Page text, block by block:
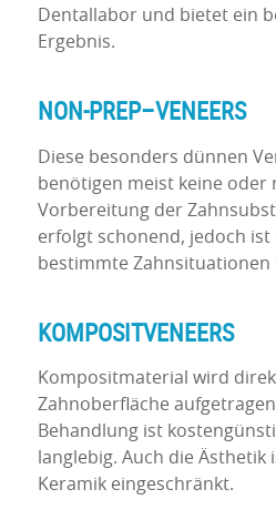
Dentallabor und bietet ein
Ergebnis.
NON-PREP–VENEERS
Diese besonders dünnen
benötigen meist keine oder
Vorbereitung der
erfolgt schonend, jedoch
bestimmte Zahnsituationen
KOMPOSITVENEERS
Kompositmaterial wird
Zahnoberfläche
Behandlung ist
langlebig. Auch die Ästhetik
Keramik eingeschränkt.